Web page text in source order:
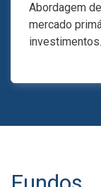
Abordagem
mercado
investimentos.